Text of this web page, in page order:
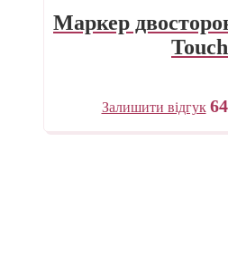
Маркер
Залишити відгук